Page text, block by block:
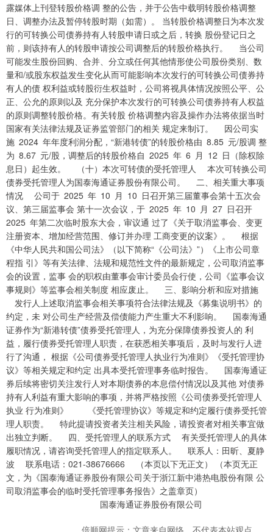
露媒体上刊登转股价格调 整的公告，并于公告中载明转股价格调整
日、调整办法及暂停转股时期（如需）。 当转股价格调整日为本次发
行的可转换公司债券持有人转股申请日或之后，转换 股份登记日之
前，则该持有人的转股申请按公司调整后的转股价格执行。 当公司
可能发生股份回购、合并、分立或任何其他情形使公司股份类别、数
量和/或股东权益发生变化从而可能影响本次发行的可转换公司债券持
有人的债 权利益或转股衍生权益时，公司将视具体情况按照公平、公
正、公允的原则以及 充分保护本次发行的可转换公司债券持有人权益
的原则调整转股价格。有关转股 价格调整内容及操作办法将依据当时
国家有关法律法规及证券监管部门的相关 规定来制订。 因公司实
施 2024 年年度利润分配，“新港转债”的转股价格由 8.85 元/股调 整
为 8.67 元/股，调整后的转股价格自 2025 年 6 月 12 日（除权除
息日）起生效。 （十）本次可转债的受托管理人 本次可转换公司
债券受托管理人为国泰海通证券股份有限公司。 二、相关重大事项
情况 公司于 2025 年 10 月 10 日召开第三届董事会第十五次会
议、第三届监事会 第十一次会议，于 2025 年 10 月 27 日召开
2025 年第二次临时股东大会，审议通 过了《关于取消监事会、变更
注册资本、增加经营范围、修订并办理 工商变更的议案》。 根据
《中华人民共和国公司法》（以下简称“《公司法》”）《上市公司章
程指 引》等有关法律、法规和规范性文件的最新规定，公司取消监事
会的设置，监事 会的职权由董事会审计委员会行使，公司《监事会议
事规则》等监事会相关制度 相应废止。 三、影响分析和应对措施
发行人上述取消监事会相关事项符合法律法规及《募集说明书》的
约定，未 对公司生产经营及偿债能力产生重大不利影响。 国泰海通
证券作为“新港转债”债券受托管理人，为充分保障债券投资人的 利
益，履行债券受托管理人职责，在获悉相关事项后，及时与发行人进
行了沟通， 根据《公司债券受托管理人执业行为准则》《受托管理协
议》等相关规定和约定 出具本受托管理事务临时报告。 国泰海通证
券后续将密切关注发行人对本期债券的本息偿付情况以及其他 对债券
持有人利益有重大影响的事项，并将严格按照《公司债券受托管理人
执业 行为准则》 《受托管理协议》等规定和约定履行债券受托管
理人职责。 特此提请投资者关注相关风险，请投资者对相关事宜做
出独立判断。 四、受托管理人的联系方式 有关受托管理人的具体
履职情况，请咨询受托管理人的指定联系人。 联系人：田昕、夏静
波 联系电话：021-38676666 （本页以下无正文） （本页无正
文，为《国泰海通证券股份有限公司关于浙江新中港热电股份有限 公
司取消监事会的临时受托管理事务报告》之盖章页）
国泰海通证券股份有限公司